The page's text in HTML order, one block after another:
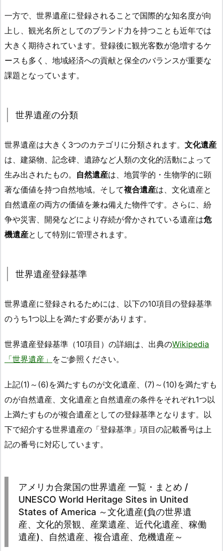
一方で、世界遺産に登録されることで国際的な知名度が向
上し、観光名所としてのブランド力を持つことも近年では
大きく期待されています。登録後に観光客数が急増するケ
ースも多く、地域経済への貢献と保全のバランスが重要な
課題となっています。
世界遺産の分類
世界遺産は大きく3つのカテゴリに分類されます。 文化遺産
は、建築物、記念碑、遺跡など人類の文化的活動によって
生み出されたもの。 自然遺産は、地質学的・生物学的に顕
著な価値を持つ自然地域。そして複合遺産は、文化遺産と
自然遺産の両方の価値を兼ね備えた物件です。さらに、紛
争や災害、開発などにより存続が脅かされている遺産は危
機遺産として特別に管理されます。
世界遺産登録基準
世界遺産に登録されるためには、以下の10項目の登録基準
のうち1つ以上を満たす必要があります。
世界遺産登録基準（10項目）の詳細は、出典のWikipedia
「世界遺産」 をご参照ください。
上記(1)～(6)を満たすものが文化遺産、(7)～(10)を満たすも
のが自然遺産、文化遺産と自然遺産の条件をそれぞれ1つ以
上満たすものが複合遺産としての登録基準となります。以
下で紹介する世界遺産の「登録基準」項目の記載番号は上
記の番号に対応しています。
アメリカ合衆国の世界遺産 一覧・まとめ /
UNESCO World Heritage Sites in United
States of America ～文化遺産(負の世界遺
産、文化的景観、産業遺産、近代化遺産、稼働
遺産)、自然遺産、複合遺産、危機遺産～